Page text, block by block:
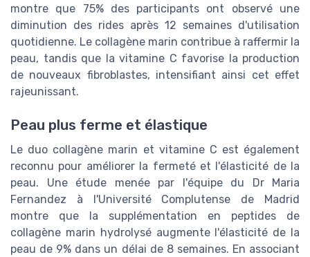
montre que 75% des participants ont observé une
diminution des rides après 12 semaines d'utilisation
quotidienne. Le collagène marin contribue à raffermir la
peau, tandis que la vitamine C favorise la production
de nouveaux fibroblastes, intensifiant ainsi cet effet
rajeunissant.
Peau plus ferme et élastique
Le duo collagène marin et vitamine C est également
reconnu pour améliorer la fermeté et l'élasticité de la
peau. Une étude menée par l'équipe du Dr Maria
Fernandez à l'Université Complutense de Madrid
montre que la supplémentation en peptides de
collagène marin hydrolysé augmente l'élasticité de la
peau de 9% dans un délai de 8 semaines. En associant